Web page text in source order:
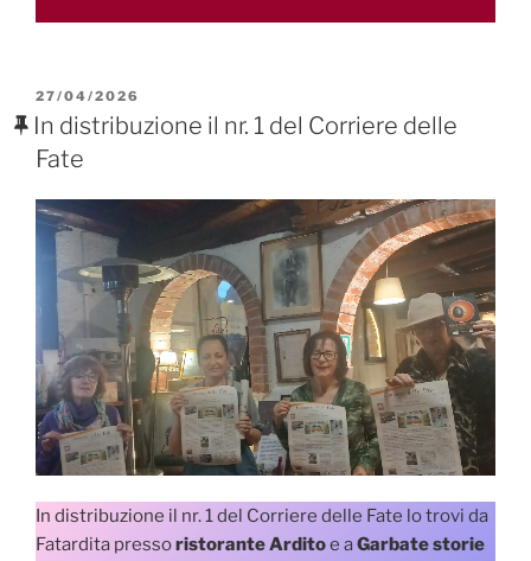
PUBBLICATO
IL
27/04/2026
In distribuzione il nr. 1 del Corriere delle
Fate
In distribuzione il nr. 1 del Corriere delle Fate lo trovi da
Fatardita pressoristorante Arditoe aGarbate storie